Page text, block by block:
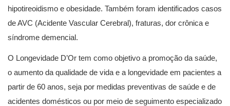
hipotireoidismo e obesidade. Também foram identificados casos
de AVC (Acidente Vascular Cerebral), fraturas, dor crônica e
síndrome demencial.
O Longevidade D’Or tem como objetivo a promoção da saúde,
o aumento da qualidade de vida e a longevidade em pacientes a
partir de 60 anos, seja por medidas preventivas de saúde e de
acidentes domésticos ou por meio de seguimento especializado